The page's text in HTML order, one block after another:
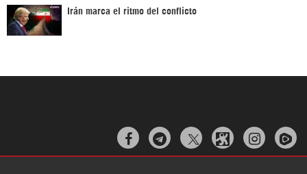
Irán marca el ritmo del conflicto
  